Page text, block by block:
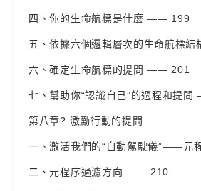
四、你的生命航標是什麼 —— 199
五、依據六個邏輯層次的生命航標
六、確定生命航標的提問 —— 201
七、幫助你“認識自己”的過程和提
第八章? 激勵行動的提問
一、激活我們的“自動駕駛儀”——
二、元程序過濾方向 —— 210